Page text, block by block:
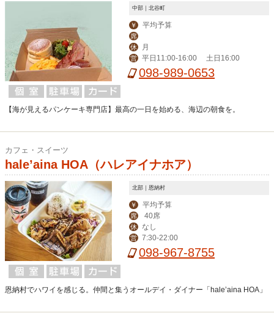
中部｜北谷町
￥ 平均予算
席
休
月
営 平日11:00-16:00 土日16:00
098-989-0653
【海が見えるパンケーキ専門店】最高の一日を始める、海辺の朝食を。
カフェ・スイーツ
hale’aina HOA（ハレアイナホア）
北部｜恩納村
￥ 平均予算
席 40席
休 なし
営 7:30-22:00
098-967-8755
恩納村でハワイを感じる。仲間と集うオールデイ・ダイナー「hale’aina HOA」